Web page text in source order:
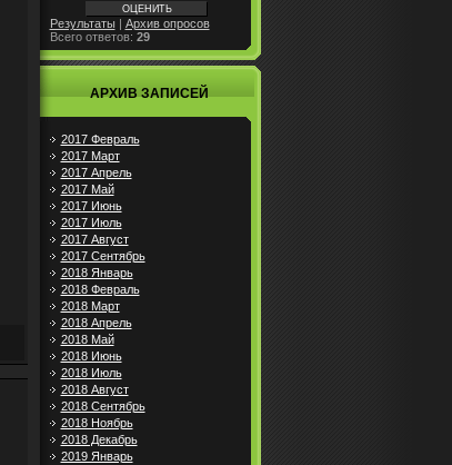
Результаты| Архив опросов
Всего ответов: 29
АРХИВ ЗАПИСЕЙ
2017 Февраль
2017 Март
2017 Апрель
2017 Май
2017 Июнь
2017 Июль
2017 Август
2017 Сентябрь
2018 Январь
2018 Февраль
2018 Март
2018 Апрель
2018 Май
2018 Июнь
2018 Июль
2018 Август
2018 Сентябрь
2018 Ноябрь
2018 Декабрь
2019 Январь